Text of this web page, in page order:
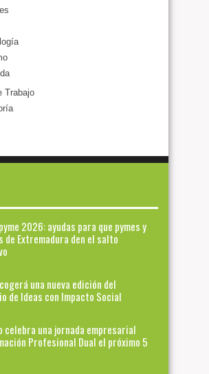
Trabajo
2026: ayudas para que pymes y
de Extremadura den el salto
una nueva edición del
de Ideas con Impacto Social
celebra una jornada empresarial
Profesional Dual el próximo 5